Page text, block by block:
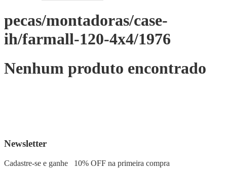
pecas/montadoras/case-
ih/farmall-120-4x4/1976
Nenhum produto encontrado
Newsletter
Cadastre-se e ganhe 10% OFF na primeira compra